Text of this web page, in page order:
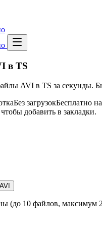
в TS
AVI в TS за секунды.
Без загрузокБесплатно
добавить в закладки.
(до 10 файлов, максимум